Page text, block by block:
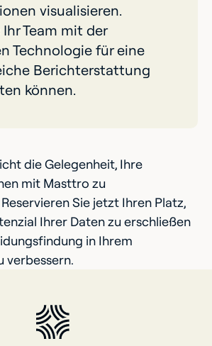
visualisieren.
Team mit der
Technologie für eine
Berichterstattung
können.
die Gelegenheit, Ihre
mit Masttro zu
Sie jetzt Ihren Platz,
Ihrer Daten zu erschließen
in Ihrem
verbessern.